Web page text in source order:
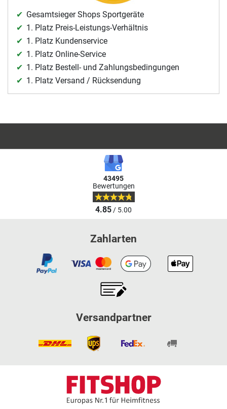
Gesamtsieger Shops Sportgeräte
1. Platz Preis-Leistungs-Verhältnis
1. Platz Kundenservice
1. Platz Online-Service
1. Platz Bestell- und Zahlungsbedingungen
1. Platz Versand / Rücksendung
43495
Bewertungen
4.85/ 5.00
Zahlarten
Versandpartner